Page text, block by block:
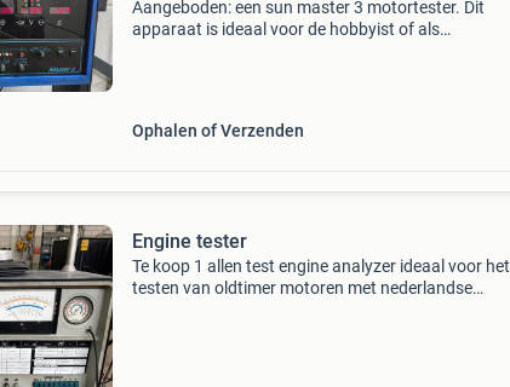
Aangeboden: een sun master 3 motortester. Dit
apparaat is ideaal voor de hobbyist of als
Ophalen of Verzenden
Engine tester
Te koop 1 allen test engine analyzer ideaal voor het
testen van oldtimer motoren met nederlandse